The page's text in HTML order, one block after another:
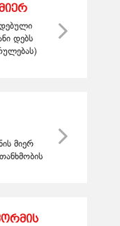
დებს
მიერ